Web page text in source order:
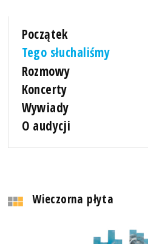
Początek
Tego słuchaliśmy
Rozmowy
Koncerty
Wywiady
O audycji
Wieczorna płyta